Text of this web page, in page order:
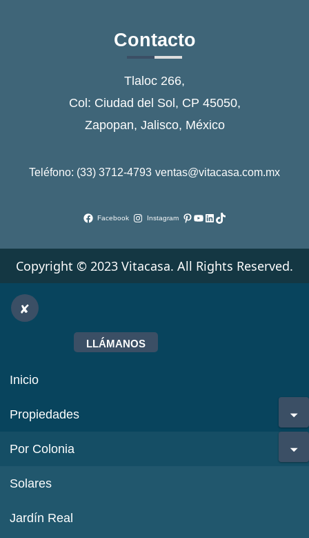
Contacto
Tlaloc 266,
Col: Ciudad del Sol, CP 45050,
Zapopan, Jalisco, México
Teléfono: (33) 3712-4793 ventas@vitacasa.com.mx
Facebook Instagram Pinterest
YouTube
LinkedIn
TikTok
Copyright © 2023 Vitacasa. All Rights Reserved.
LLÁMANOS
Inicio
Propiedades
Por Colonia
Solares
Jardín Real